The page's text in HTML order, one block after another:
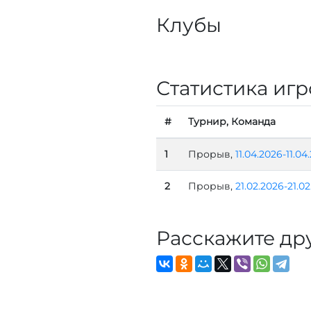
Клубы
Статистика
# Турнир, Команда
1 Прорыв, 11.04.2026-
2 Прорыв, 21.02.2026-
Расскажите